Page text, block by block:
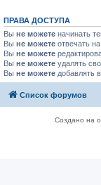
ПРАВА ДОСТУПА
Вы не можете начинать
Вы не можете отвечать
Вы не можете
Вы не можете удалять
Вы не можете добавлять
Список форумов
Создано на